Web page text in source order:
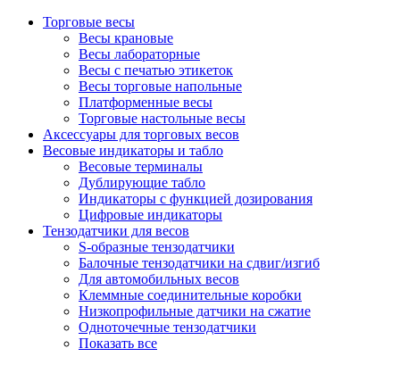
Торговые весы
Весы крановые
Весы лабораторные
Весы с печатью этикеток
Весы торговые напольные
Платформенные весы
Торговые настольные весы
Аксессуары для торговых весов
Весовые индикаторы и табло
Весовые терминалы
Дублирующие табло
Индикаторы с функцией дозирования
Цифровые индикаторы
Тензодатчики для весов
S-образные тензодатчики
Балочные тензодатчики на сдвиг/изгиб
Для автомобильных весов
Клеммные соединительные коробки
Низкопрофильные датчики на сжатие
Одноточечные тензодатчики
Показать все